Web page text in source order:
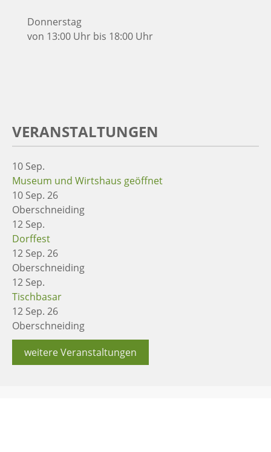
Donnerstag
von 13:00 Uhr bis 18:00 Uhr
VERANSTALTUNGEN
10 Sep.
Museum und Wirtshaus geöffnet
10 Sep. 26
Oberschneiding
12 Sep.
Dorffest
12 Sep. 26
Oberschneiding
12 Sep.
Tischbasar
12 Sep. 26
Oberschneiding
weitere Veranstaltungen